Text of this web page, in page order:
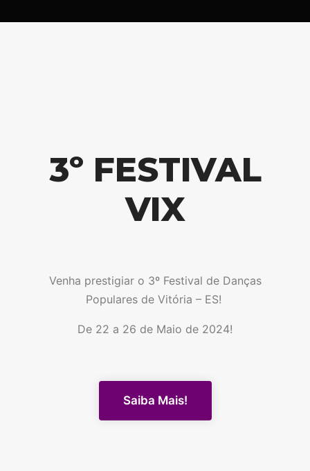
3º FESTIVAL
VIX
Venha prestigiar o 3º Festival de Danças
Populares de Vitória – ES!
De 22 a 26 de Maio de 2024!
Saiba Mais!